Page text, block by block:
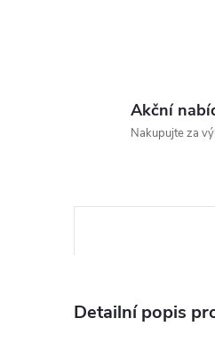
Akční
Nakupujte za
Detailní popis